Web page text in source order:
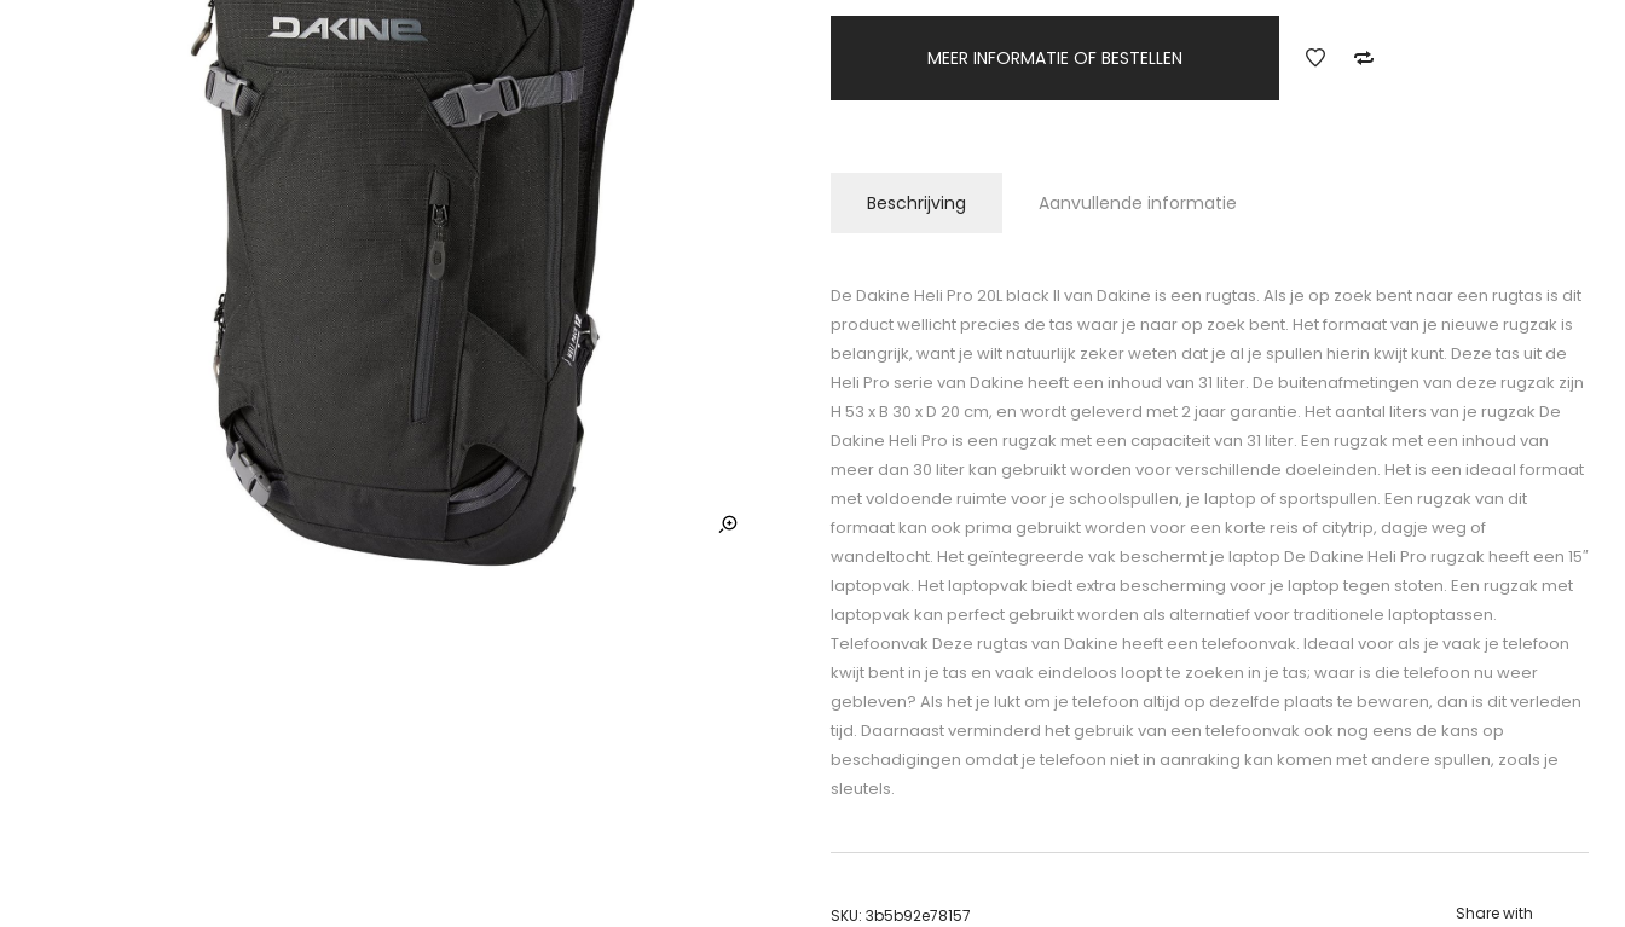
MEER INFORMATIE OF BESTELLEN
Beschrijving Aanvullende informatie
De Dakine Heli Pro 20L black II van Dakine is een rugtas. Als je op zoek bent naar een rugtas is dit
product wellicht precies de tas waar je naar op zoek bent. Het formaat van je nieuwe rugzak is
belangrijk, want je wilt natuurlijk zeker weten dat je al je spullen hierin kwijt kunt. Deze tas uit de
Heli Pro serie van Dakine heeft een inhoud van 31 liter. De buitenafmetingen van deze rugzak zijn
H 53 x B 30 x D 20 cm, en wordt geleverd met 2 jaar garantie. Het aantal liters van je rugzak De
Dakine Heli Pro is een rugzak met een capaciteit van 31 liter. Een rugzak met een inhoud van
meer dan 30 liter kan gebruikt worden voor verschillende doeleinden. Het is een ideaal formaat
met voldoende ruimte voor je schoolspullen, je laptop of sportspullen. Een rugzak van dit
formaat kan ook prima gebruikt worden voor een korte reis of citytrip, dagje weg of
wandeltocht. Het geïntegreerde vak beschermt je laptop De Dakine Heli Pro rugzak heeft een 15″
laptopvak. Het laptopvak biedt extra bescherming voor je laptop tegen stoten. Een rugzak met
laptopvak kan perfect gebruikt worden als alternatief voor traditionele laptoptassen.
Telefoonvak Deze rugtas van Dakine heeft een telefoonvak. Ideaal voor als je vaak je telefoon
kwijt bent in je tas en vaak eindeloos loopt te zoeken in je tas; waar is die telefoon nu weer
gebleven? Als het je lukt om je telefoon altijd op dezelfde plaats te bewaren, dan is dit verleden
tijd. Daarnaast verminderd het gebruik van een telefoonvak ook nog eens de kans op
beschadigingen omdat je telefoon niet in aanraking kan komen met andere spullen, zoals je
sleutels.
SKU: 3b5b92e78157
Share with